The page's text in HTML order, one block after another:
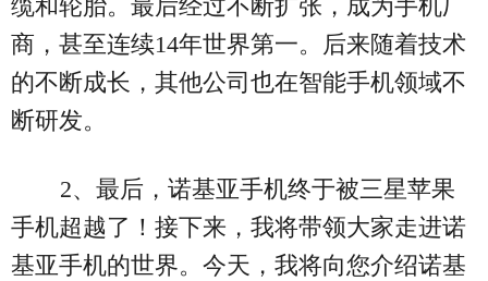
缆和轮胎。最后经过不断扩张，成为手机厂
商，甚至连续14年世界第一。后来随着技术
的不断成长，其他公司也在智能手机领域不
断研发。
2、最后，诺基亚手机终于被三星苹果
手机超越了！接下来，我将带领大家走进诺
基亚手机的世界。今天，我将向您介绍诺基